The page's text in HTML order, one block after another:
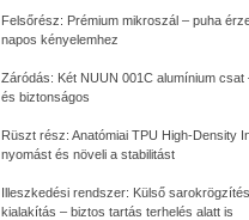
Felsőrész: Prémium mikroszál – puha
napos kényelemhez
Záródás: Két NUUN 001C alumínium
és biztonságos
Rüszt rész: Anatómiai TPU High-Density
nyomást és növeli a stabilitást
Illeszkedési rendszer: Külső
kialakítás – biztos tartás terhelés alatt is